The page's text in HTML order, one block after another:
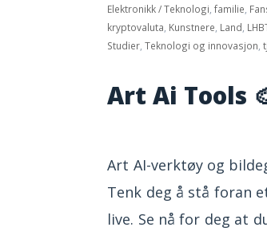
Elektronikk / Teknologi ,familie
kryptovaluta Kunstnere Land
Studier ,Teknologi og innovasjon ,
Art Ai Tools
Art AI-verktøy og
Tenk deg å stå foran
live. Se nå for deg at